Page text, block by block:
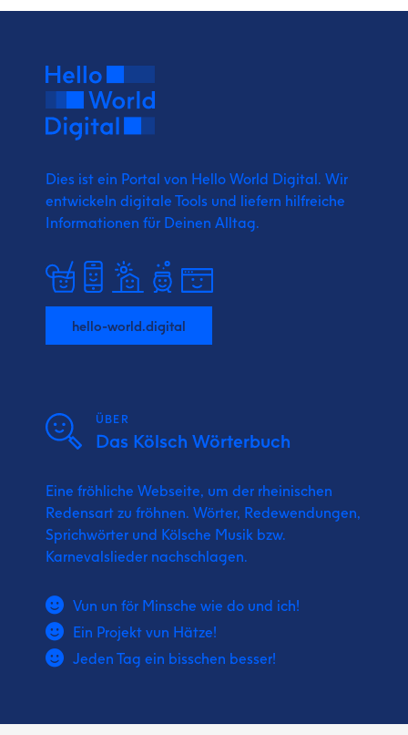
Dies ist ein Portal von Hello World Digital. Wir
entwickeln digitale Tools und liefern hilfreiche
Informationen für Deinen Alltag.
hello-world.digital
ÜBER
Das Kölsch Wörterbuch
Eine fröhliche Webseite, um der rheinischen
Redensart zu fröhnen. Wörter, Redewendungen,
Sprichwörter und Kölsche Musik bzw.
Karnevalslieder nachschlagen.
Vun un för Minsche wie do und ich!
Ein Projekt vun Hätze!
Jeden Tag ein bisschen besser!